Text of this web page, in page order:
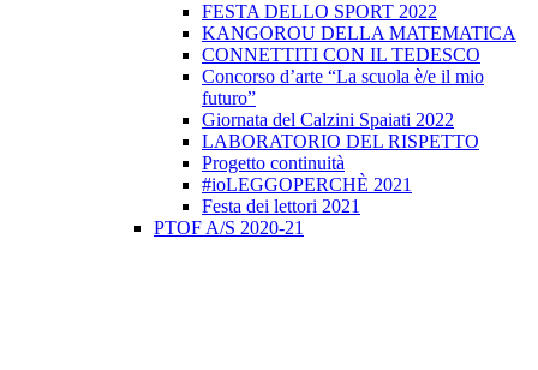
FESTA DELLO SPORT 2022
KANGOROU DELLA MATEMATICA
CONNETTITI CON IL TEDESCO
Concorso d’arte “La scuola è/e il mio
futuro”
Giornata del Calzini Spaiati 2022
LABORATORIO DEL RISPETTO
Progetto continuità
#ioLEGGOPERCHÈ 2021
Festa dei lettori 2021
PTOF A/S 2020-21